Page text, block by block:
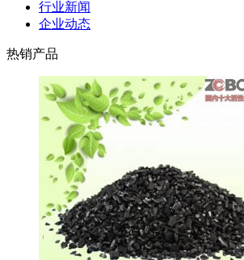
行业新闻
企业动态
热销产品